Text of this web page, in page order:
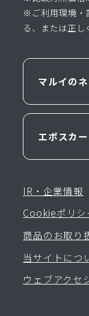
※ご利用環境・
る、または正し
マルイの
エポスカ
IR・企業情報
Cookieポリシ
商品のお取り
当サイトにつ
ウェブアクセ